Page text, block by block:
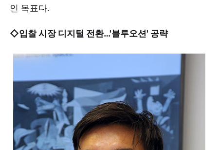
인 목표다.
◇입찰 시장 디지털 전환…'블루오션' 공략